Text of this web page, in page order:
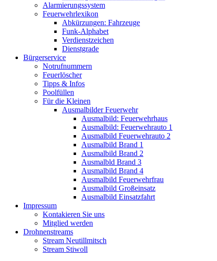
Alarmierungssystem
Feuerwehrlexikon
Abkürzungen: Fahrzeuge
Funk-Alphabet
Verdienstzeichen
Dienstgrade
Bürgerservice
Notrufnummern
Feuerlöscher
Tipps & Infos
Poolfüllen
Für die Kleinen
Ausmalbilder Feuerwehr
Ausmalbild: Feuerwehrhaus
Ausmalbild: Feuerwehrauto 1
Ausmalbild Feuerwehrauto 2
Ausmalbild Brand 1
Ausmalbild Brand 2
Ausmalbld Brand 3
Ausmalbild Brand 4
Ausmalbild Feuerwehrfrau
Ausmalbild Großeinsatz
Ausmalbild Einsatzfahrt
Impressum
Kontakieren Sie uns
Mitglied werden
Drohnenstreams
Stream Neutillmitsch
Stream Stiwoll